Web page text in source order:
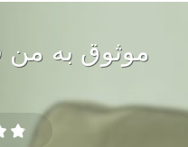
موثوق به من